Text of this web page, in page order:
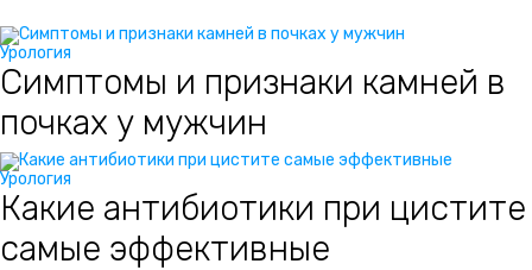
Урология
Симптомы и признаки камней в
почках у мужчин
Урология
Какие антибиотики при цистите
самые эффективные